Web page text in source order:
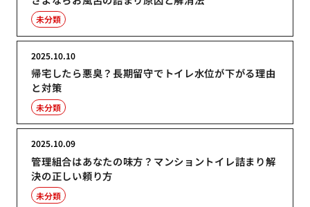
未分類
帰宅したら悪臭？長期留守でトイレ水位が下がる理由
と対策
2025.10.10
未分類
管理組合はあなたの味方？マンショントイレ詰まり解
決の正しい頼り方
2025.10.09
未分類